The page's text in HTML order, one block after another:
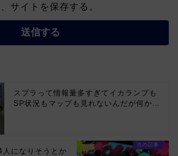
サイトを保存する。
スプラって情報量多すぎてイカランプも
SP状況もマップも見れないんだが何か...
人になりそうとか